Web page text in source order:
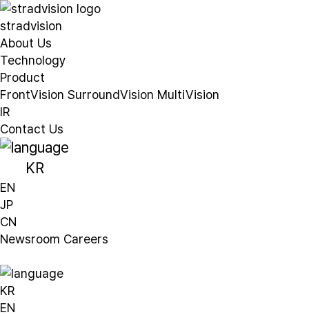
stradvision
About Us
Technology
Product
FrontVision SurroundVision MultiVision
IR
Contact Us
KR
EN
JP
CN
Newsroom Careers
KR
EN